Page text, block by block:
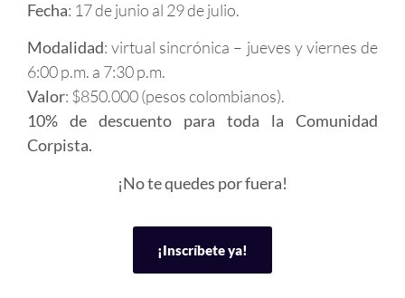
Fecha: 17 de junio al 29 de julio.
Modalidad: virtual sincrónica – jueves y viernes de
6:00 p.m. a 7:30 p.m.
Valor: $850.000 (pesos colombianos).
10% de descuento para toda la Comunidad
Corpista.
¡No te quedes por fuera!
¡Inscríbete ya!